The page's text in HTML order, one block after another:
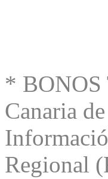
* BONOS
Canaria
Regional